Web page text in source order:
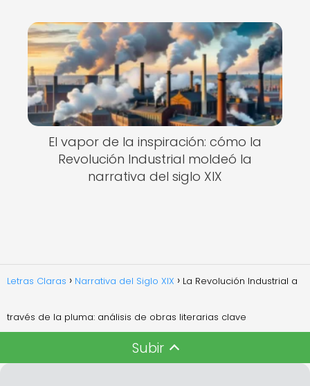
El vapor de la inspiración: cómo la
Revolución Industrial moldeó la
narrativa del siglo XIX
Letras Claras Narrativa del Siglo XIX La Revolución Industrial a
través de la pluma: análisis de obras literarias clave
Subir